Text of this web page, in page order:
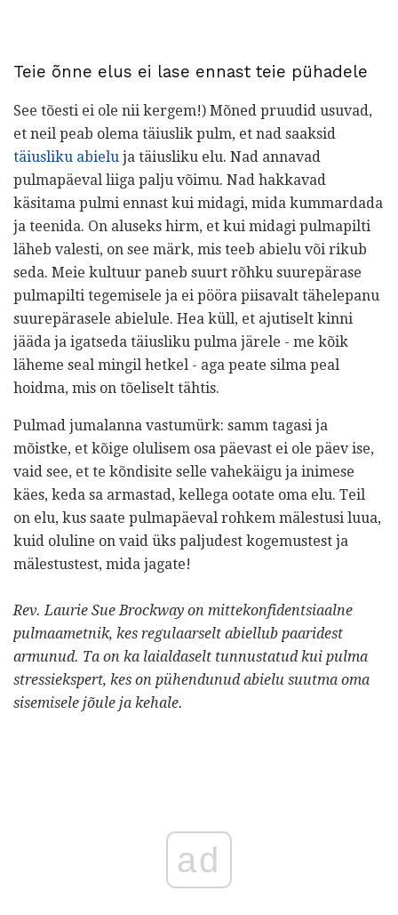
Teie õnne elus ei lase ennast teie pühadele
See tõesti ei ole nii kergem!) Mõned pruudid usuvad,
et neil peab olema täiuslik pulm, et nad saaksid
täiusliku abielu ja täiusliku elu. Nad annavad
pulmapäeval liiga palju võimu. Nad hakkavad
käsitama pulmi ennast kui midagi, mida kummardada
ja teenida. On aluseks hirm, et kui midagi pulmapilti
läheb valesti, on see märk, mis teeb abielu või rikub
seda. Meie kultuur paneb suurt rõhku suurepärase
pulmapilti tegemisele ja ei pööra piisavalt tähelepanu
suurepärasele abielule. Hea küll, et ajutiselt kinni
jääda ja igatseda täiusliku pulma järele - me kõik
läheme seal mingil hetkel - aga peate silma peal
hoidma, mis on tõeliselt tähtis.
Pulmad jumalanna vastumürk: samm tagasi ja
mõistke, et kõige olulisem osa päevast ei ole päev ise,
vaid see, et te kõndisite selle vahekäigu ja inimese
käes, keda sa armastad, kellega ootate oma elu. Teil
on elu, kus saate pulmapäeval rohkem mälestusi luua,
kuid oluline on vaid üks paljudest kogemustest ja
mälestustest, mida jagate!
Rev. Laurie Sue Brockway on mittekonfidentsiaalne
pulmaametnik, kes regulaarselt abiellub paaridest
armunud. Ta on ka laialdaselt tunnustatud kui pulma
stressiekspert, kes on pühendunud abielu suutma oma
sisemisele jõule ja kehale.
ad